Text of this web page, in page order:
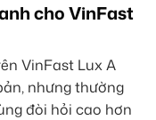
cho VinFast
VinFast Lux A
nhưng thường
đòi hỏi cao hơn